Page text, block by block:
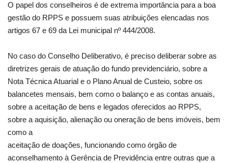
O papel dos conselheiros é de extrema importância para a boa
gestão do RPPS e possuem suas atribuições elencadas nos
artigos 67 e 69 da Lei municipal nº 444/2008.
No caso do Conselho Deliberativo, é preciso deliberar sobre as
diretrizes gerais de atuação do fundo previdenciário, sobre a
Nota Técnica Atuarial e o Plano Anual de Custeio, sobre os
balancetes mensais, bem como o balanço e as contas anuais,
sobre a aceitação de bens e legados oferecidos ao RPPS,
sobre a aquisição, alienação ou oneração de bens imóveis, bem
como a
aceitação de doações, funcionando como órgão de
aconselhamento à Gerência de Previdência entre outras que a